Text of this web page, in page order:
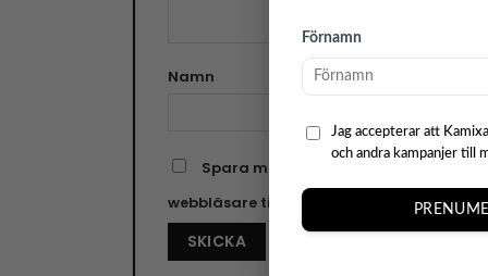
Förnamn
Jag accepterar att
och andra kampanjer till
Namn
Spara mitt namn, min e-postadress
webbläsare till nästa gång jag skriver en